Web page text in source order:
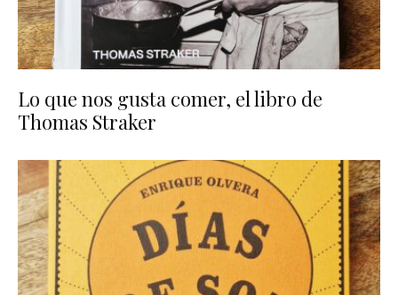
Lo que nos gusta comer, el libro de
Thomas Straker